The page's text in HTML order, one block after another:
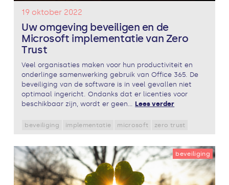
19 oktober 2022
Uw omgeving beveiligen en de
Microsoft implementatie van Zero
Trust
Veel organisaties maken voor hun productiviteit en
onderlinge samenwerking gebruik van Office 365. De
beveiliging van de software is in veel gevallen niet
optimaal ingericht. Ondanks dat er licenties voor
beschikbaar zijn, wordt er geen... Lees verder
beveiliging implementatie microsoft zero trust
beveiliging